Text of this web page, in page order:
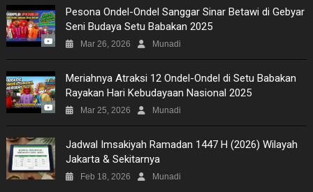
Pesona Ondel-Ondel Sanggar Sinar Betawi di Gebyar
Seni Budaya Setu Babakan 2025
Mar 26, 2026 Munadi
Meriahnya Atraksi 12 Ondel-Ondel di Setu Babakan
Rayakan Hari Kebudayaan Nasional 2025
Mar 25, 2026 Munadi
Jadwal Imsakiyah Ramadan 1447 H (2026) Wilayah
Jakarta & Sekitarnya
Feb 18, 2026 Munadi